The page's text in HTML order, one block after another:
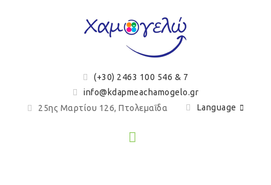
(+30) 2463 100 546 & 7
info@kdapmeachamogelo.gr
25ης Μαρτίου 126, Πτολεμαΐδα
Language